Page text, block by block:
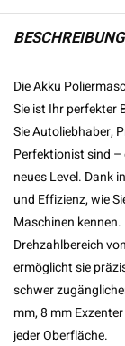
BESCHREIBUNG
Die Akku
Sie ist Ihr perfekter
Sie Autoliebhaber,
Perfektionist sind –
neues Level. Dank
und Effizienz, wie
Maschinen
Drehzahlbereich
ermöglicht sie
schwer
mm, 8 mm
jeder Oberfläche.